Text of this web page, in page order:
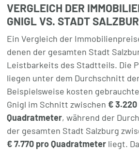
VERGLEICH DER
GNIGL VS. STADT
Ein Vergleich der
denen der gesamten Stadt
Leistbarkeits des Stadtteils. Die
liegen unter dem Durchschnitt
Beispielsweise kosten
Gnigl im Schnitt zwischen €
Quadratmeter, während der
der gesamten Stadt Salzburg
€ 7.770 pro Quadratmeterliegt.